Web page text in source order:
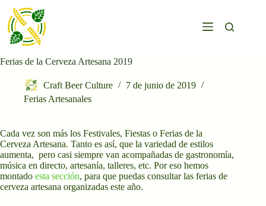
contenido
Ferias de la Cerveza Artesana 2019
Craft Beer Culture
7 de junio de 2019
Ferias Artesanales
Cada vez son más los Festivales, Fiestas o Ferias de la
Cerveza Artesana. Tanto es así, que la variedad de estilos
aumenta, pero casi siempre van acompañadas de gastronomía,
música en directo, artesanía, talleres, etc. Por eso hemos
montado esta sección, para que puedas consultar las ferias de
cerveza artesana organizadas este año.